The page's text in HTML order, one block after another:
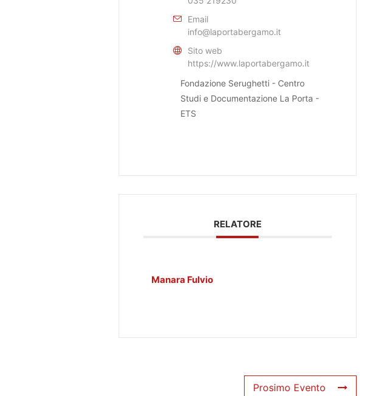
Email
info@laportabergamo.it
Sito web
https://www.laportabergamo.it
Fondazione Serughetti - Centro
Studi e Documentazione La Porta -
ETS
RELATORE
Manara Fulvio
Prosimo Evento